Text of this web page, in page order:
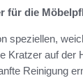
für die
speziellen,
Kratzer auf der
Reinigung